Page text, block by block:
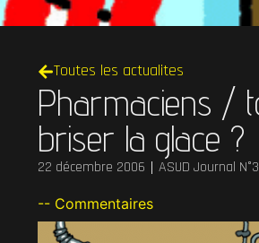
Toutes les actualites
Pharmaciens /
briser la glace ?
22 décembre 2006 ASUD Journal
-- Commentaires